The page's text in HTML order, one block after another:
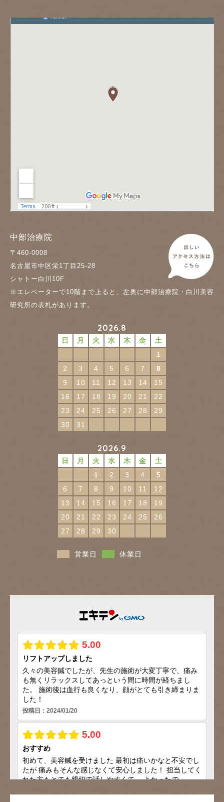
中部治療院
〒460-0008
名古屋市中区栄1丁目25-28
シャトー白川10F
※エレベーターで10階まで上ると、左奥に中部治療院・白川美容
研究所の表札があります。
2026.8
日 月 火 水 木 金
土
1
2
3 4 5 6 7
8
9
10 11 12 13 14
15
16
17 18 19 20 21
22
23
24 25 26 27 28
29
30
31
2026.9
日 月 火 水 木 金
土
1
2 3 4
5
6
7 8 9 10 11
12
13
14 15 16 17 18
19
20
21 22 23 24 25
26
27
28 29 30
営業日 休業日